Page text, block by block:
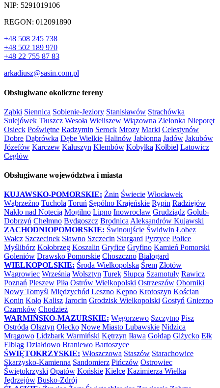
NIP: 5291019106
REGON: 012091890
+48 508 245 738
+48 502 189 970
+48 22 755 87 83
arkadiusz@sasin.com.pl
Obsługiwane okoliczne tereny
Ząbki Siennica Sobienie-Jeziory Stanisławów Strachówka
Sulejówek Tłuszcz Wesoła Wieliszew Wiązowna Zielonka Nieporęt
Osieck Poświętne Radzymin Serock Mrozy Marki Celestynów
Dobre Dąbrówka Dębe Wielkie Halinów Jabłonna Jadów Jakubów
Józefów Karczew Kałuszyn Klembów Kobyłka Kołbiel Latowicz
Cegłów
Obsługiwane województwa i miasta
KUJAWSKO-POMORSKIE: Żnin Świecie Włocławek
Wąbrzeźno Tuchola Toruń Sępólno Krajeńskie Rypin Radziejów
Nakło nad Notecią Mogilno Lipno Inowrocław Grudziądz Golub-
Dobrzyń Chełmno Bydgoszcz Brodnica Aleksandrów Kujawski
ZACHODNIOPOMORSKIE: Świnoujście Świdwin Łobez
Wałcz Szczecinek Sławno Szczecin Stargard Pyrzyce Police
Myślibórz Kołobrzeg Koszalin Gryfice Gryfino Kamień Pomorski
Goleniów Drawsko Pomorskie Choszczno Białogard
WIELKOPOLSKIE: Środa Wielkopolska Śrem Złotów
Wągrowiec Września Wolsztyn Turek Słupca Szamotuły Rawicz
Poznań Pleszew Piła Ostrów Wielkopolski Ostrzeszów Oborniki
Nowy Tomyśl Międzychód Leszno Kępno Krotoszyn Kościan
Konin Koło Kalisz Jarocin Grodzisk Wielkopolski Gostyń Gniezno
Czarnków Chodzież
WARMIŃSKO-MAZURSKIE: Węgorzewo Szczytno Pisz
Ostróda Olsztyn Olecko Nowe Miasto Lubawskie Nidzica
Mrągowo Lidzbark Warmiński Kętrzyn Iława Gołdap Giżycko Ełk
Elbląg Działdowo Braniewo Bartoszyce
ŚWIĘTOKRZYSKIE: Włoszczowa Staszów Starachowice
Skarżysko-Kamienna Sandomierz Pińczów Ostrowiec
Świętokrzyski Opatów Końskie Kielce Kazimierza Wielka
Jędrzejów Busko-Zdrój